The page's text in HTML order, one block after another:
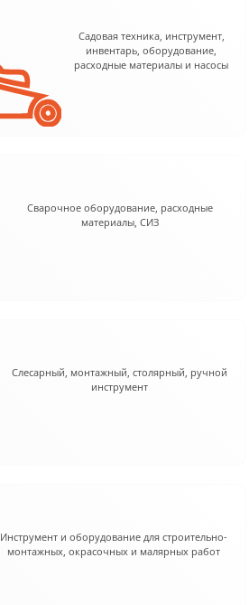
Садовая техника, инструмент,
инвентарь, оборудование,
расходные материалы и насосы
Сварочное оборудование, расходные
материалы, СИЗ
Слесарный, монтажный, столярный, ручной
инструмент
Инструмент и оборудование для строительно-
монтажных, окрасочных и малярных работ